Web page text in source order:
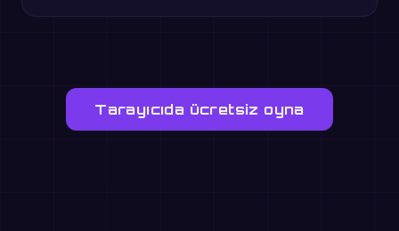
Tarayıcıda ücretsiz oyna